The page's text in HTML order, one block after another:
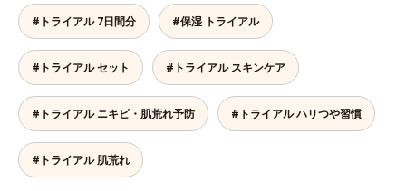
#トライアル 7日間分 #保湿 トライアル
#トライアル セット #トライアル スキンケア
#トライアル ニキビ・肌荒れ予防 #トライアル ハリつや習慣
#トライアル 肌荒れ